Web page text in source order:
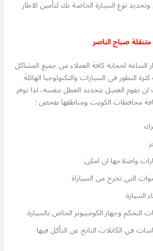
نوع السيارة الخاصة بك لتأمين الاطار
صباح الناصر
الساعة لحماية كافة العملاء من جميع المشاكل
التطور في السيارات والتكنولوجيا الهائلة
يقوم العميل بتحديد العطل بنفسه، لذا توفر
محافظات الكويت ومناطقها بفحص :
واصلاحها ان امكن.
التي تخرج من السياراة
وجهاز الكومبيوتر الخاص بالسيارة.
في الكابلات الناتج عن التأكل فيها